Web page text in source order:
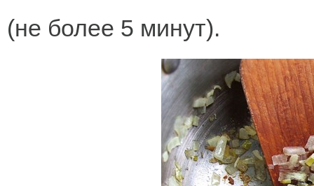
(не более 5 минут).